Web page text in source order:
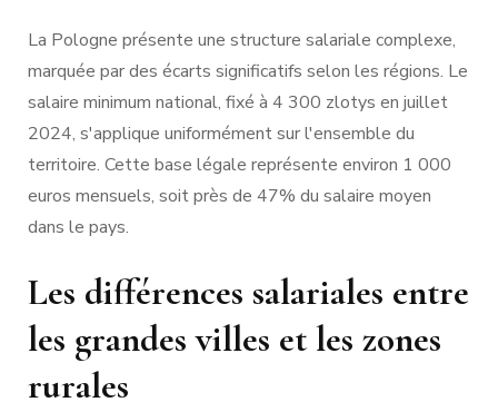
La Pologne présente une structure salariale complexe,
marquée par des écarts significatifs selon les régions. Le
salaire minimum national, fixé à 4 300 zlotys en juillet
2024, s'applique uniformément sur l'ensemble du
territoire. Cette base légale représente environ 1 000
euros mensuels, soit près de 47% du salaire moyen
dans le pays.
Les différences salariales entre
les grandes villes et les zones
rurales